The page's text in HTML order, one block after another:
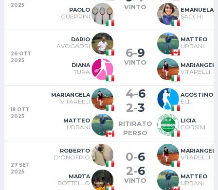
2025
PAOLO
GUERRINI
VINTO EMANUELA
SACCHI
26 OTT
2025
DARIO
AVOGADRI
DIANA
TURA
6-9
VINTO
MATTEO
URBANI
VITARELLI
18 OTT
2025
MARIANGELA
VITARELLI
MATTEO
URBANI
4-6
2-3
RITIRATO
PERSO
AGOSTINO
ELLI
LICIA
CORSINI
27 SET
2025
ROBERTO
D'ONOFRIO
MARTA
BOTTELLO
0-6
2-6
VINTO
VITARELLI
MATTEO
URBANI